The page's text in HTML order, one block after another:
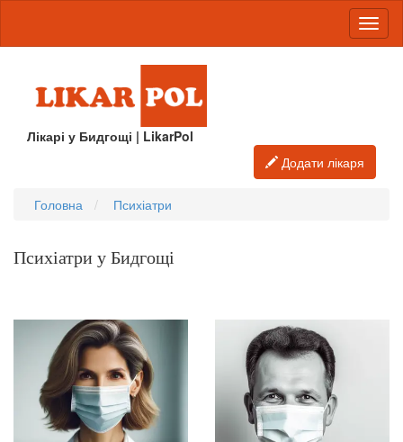
Лікарі у Бидгощі | LikarPol
Додати лікаря
Головна Психіатри
Психіатри у Бидгощі